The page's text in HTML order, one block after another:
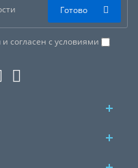
и согласен с условиями
Готово